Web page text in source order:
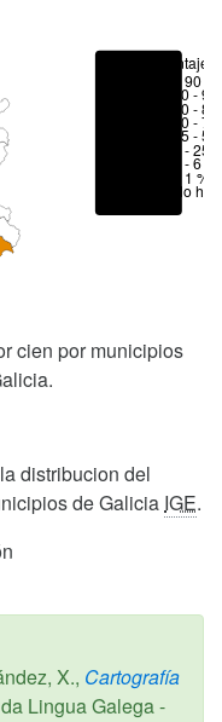
Porcentajes
> 90 %
80 -
70 -
50 -
25 -
6 - 25
1 - 6 %
< 1 %
No hay
cien por municipios
distribucion del
de Galicia IGE.
X., Cartografía
Lingua Galega -